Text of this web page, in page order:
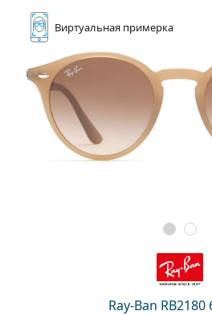
Виртуальная примерка
Ray-Ban RB2180